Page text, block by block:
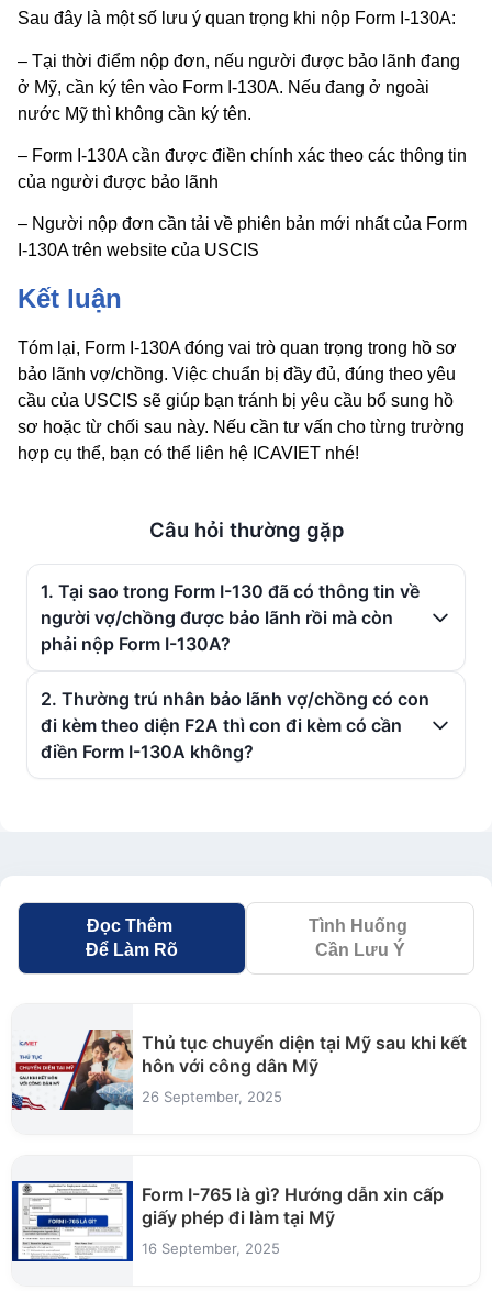
Sau đây là một số lưu ý quan trọng khi nộp Form I-130A:
– Tại thời điểm nộp đơn, nếu người được bảo lãnh đang
ở Mỹ, cần ký tên vào Form I-130A. Nếu đang ở ngoài
nước Mỹ thì không cần ký tên.
– Form I-130A cần được điền chính xác theo các thông tin
của người được bảo lãnh
– Người nộp đơn cần tải về phiên bản mới nhất của Form
I-130A trên website của USCIS
Kết luận
Tóm lại, Form I-130A đóng vai trò quan trọng trong hồ sơ
bảo lãnh vợ/chồng. Việc chuẩn bị đầy đủ, đúng theo yêu
cầu của USCIS sẽ giúp bạn tránh bị yêu cầu bổ sung hồ
sơ hoặc từ chối sau này. Nếu cần tư vấn cho từng trường
hợp cụ thể, bạn có thể liên hệ ICAVIET nhé!
Câu hỏi thường gặp
1. Tại sao trong Form I-130 đã có thông tin về
người vợ/chồng được bảo lãnh rồi mà còn
phải nộp Form I-130A?
2. Thường trú nhân bảo lãnh vợ/chồng có con
đi kèm theo diện F2A thì con đi kèm có cần
điền Form I-130A không?
Đọc Thêm
Để Làm Rõ
Tình Huống
Cần Lưu Ý
Thủ tục chuyển diện tại Mỹ sau khi kết
hôn với công dân Mỹ
26 September, 2025
Form I-765 là gì? Hướng dẫn xin cấp
giấy phép đi làm tại Mỹ
16 September, 2025